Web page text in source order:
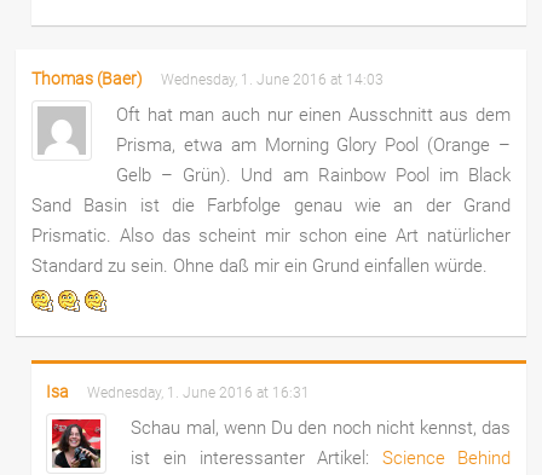
Thomas (Baer) Wednesday, 1. June 2016 at 14:03
Oft hat man auch nur einen Ausschnitt aus dem
Prisma, etwa am Morning Glory Pool (Orange –
Gelb – Grün). Und am Rainbow Pool im Black
Sand Basin ist die Farbfolge genau wie an der Grand
Prismatic. Also das scheint mir schon eine Art natürlicher
Standard zu sein. Ohne daß mir ein Grund einfallen würde.
Isa Wednesday, 1. June 2016 at 16:31
Schau mal, wenn Du den noch nicht kennst, das
ist ein interessanter Artikel: Science Behind